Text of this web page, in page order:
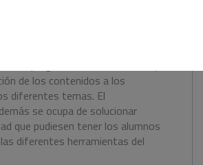
de los contenidos a los
diferentes temas. El
se ocupa de solucionar
que pudiesen tener los alumnos
diferentes herramientas del